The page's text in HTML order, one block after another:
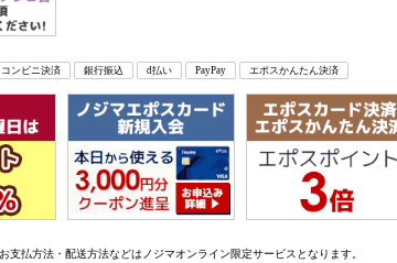
コンビニ決済 銀行振込 d払い PayPay エポスかんたん決済
支払方法・配送方法などはノジマオンライン限定サービスとなります。